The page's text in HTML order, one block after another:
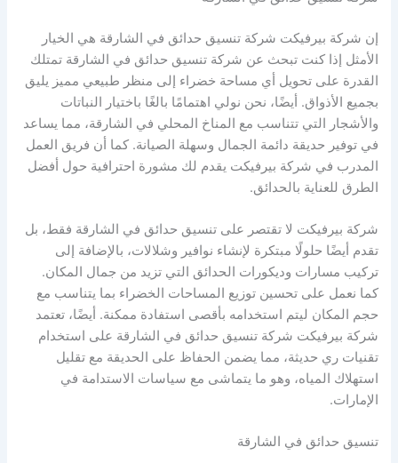
إن شركة بيرفيكت شركة تنسيق حدائق في الشارقة هي الخيار
الأمثل إذا كنت تبحث عن شركة تنسيق حدائق في الشارقة تمتلك
القدرة على تحويل أي مساحة خضراء إلى منظر طبيعي مميز يليق
بجميع الأذواق. أيضًا، نحن نولي اهتمامًا بالغًا باختيار النباتات
والأشجار التي تتناسب مع المناخ المحلي في الشارقة، مما يساعد
في توفير حديقة دائمة الجمال وسهلة الصيانة. كما أن فريق العمل
المدرب في شركة بيرفيكت يقدم لك مشورة احترافية حول أفضل
الطرق للعناية بالحدائق.
شركة بيرفيكت لا تقتصر على تنسيق حدائق في الشارقة فقط، بل
تقدم أيضًا حلولًا مبتكرة لإنشاء نوافير وشلالات، بالإضافة إلى
تركيب مسارات وديكورات الحدائق التي تزيد من جمال المكان.
كما نعمل على تحسين توزيع المساحات الخضراء بما يتناسب مع
حجم المكان ليتم استخدامه بأقصى استفادة ممكنة. أيضًا، تعتمد
شركة بيرفيكت شركة تنسيق حدائق في الشارقة على استخدام
تقنيات ري حديثة، مما يضمن الحفاظ على الحديقة مع تقليل
استهلاك المياه، وهو ما يتماشى مع سياسات الاستدامة في
الإمارات.
تنسيق حدائق في الشارقة